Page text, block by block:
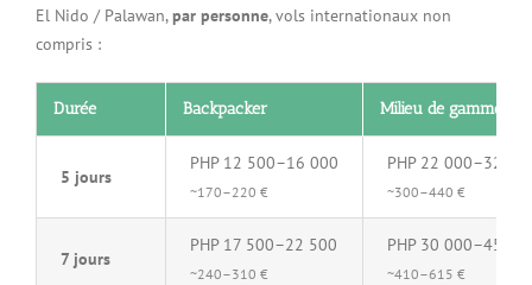
El Nido / Palawan,par personne, vols internationaux non
compris :
Durée Backpacker Milieu de gamme
5 jours
PHP 12 500–16 000
~170–220 €
PHP 22 000–32
~300–440 €
7 jours
PHP 17 500–22 500
~240–310 €
PHP 30 000–45
~410–615 €